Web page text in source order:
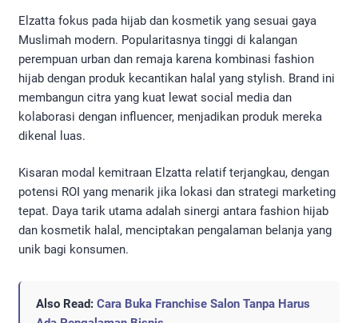
Elzatta fokus pada hijab dan kosmetik yang sesuai gaya
Muslimah modern. Popularitasnya tinggi di kalangan
perempuan urban dan remaja karena kombinasi fashion
hijab dengan produk kecantikan halal yang stylish. Brand ini
membangun citra yang kuat lewat social media dan
kolaborasi dengan influencer, menjadikan produk mereka
dikenal luas.
Kisaran modal kemitraan Elzatta relatif terjangkau, dengan
potensi ROI yang menarik jika lokasi dan strategi marketing
tepat. Daya tarik utama adalah sinergi antara fashion hijab
dan kosmetik halal, menciptakan pengalaman belanja yang
unik bagi konsumen.
Also Read: Cara Buka Franchise Salon Tanpa Harus